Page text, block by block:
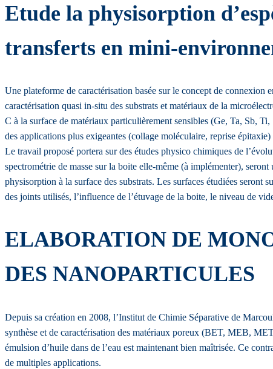
Etude la physisorption
transferts en mini-
Une plateforme de caractérisation basée sur le concept de connexion
caractérisation quasi in-situ des substrats et matériaux de la
C à la surface de matériaux particulièrement sensibles (Ge, Ta, Sb,
des applications plus exigeantes (collage moléculaire, reprise
Le travail proposé portera sur des études physico chimiques de
spectrométrie de masse sur la boite elle-même (à implémenter),
physisorption à la surface des substrats. Les surfaces étudiées seront
des joints utilisés, l’influence de l’étuvage de la boite, le niveau de
ELABORATION DE
DES NANOPARTICULES
Depuis sa création en 2008, l’Institut de Chimie Séparative de
synthèse et de caractérisation des matériaux poreux (BET, MEB,
émulsion d’huile dans de l’eau est maintenant bien maîtrisée. Ce
de multiples applications.